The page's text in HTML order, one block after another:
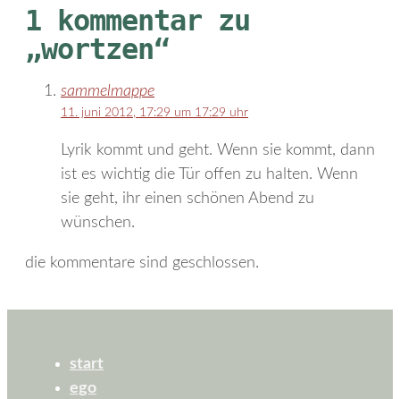
1 kommentar zu
„wortzen“
sammelmappe
11. juni 2012, 17:29 um 17:29 uhr
Lyrik kommt und geht. Wenn sie kommt, dann
ist es wichtig die Tür offen zu halten. Wenn
sie geht, ihr einen schönen Abend zu
wünschen.
die kommentare sind geschlossen.
start
ego